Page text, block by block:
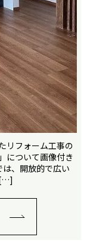
リフォーム工事の
について画像付き
、開放的で広い
[…]